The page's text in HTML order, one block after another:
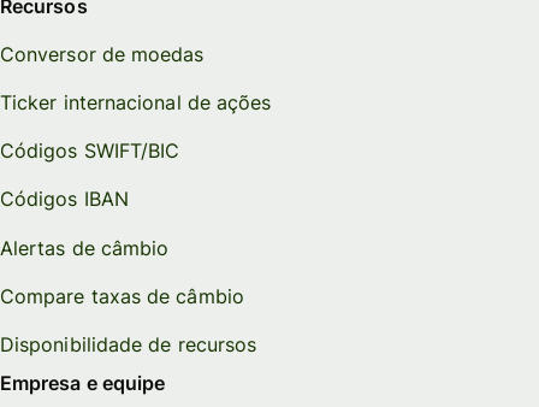
Recursos
Conversor de moedas
Ticker internacional de ações
Códigos SWIFT/BIC
Códigos IBAN
Alertas de câmbio
Compare taxas de câmbio
Disponibilidade de recursos
Empresa e equipe